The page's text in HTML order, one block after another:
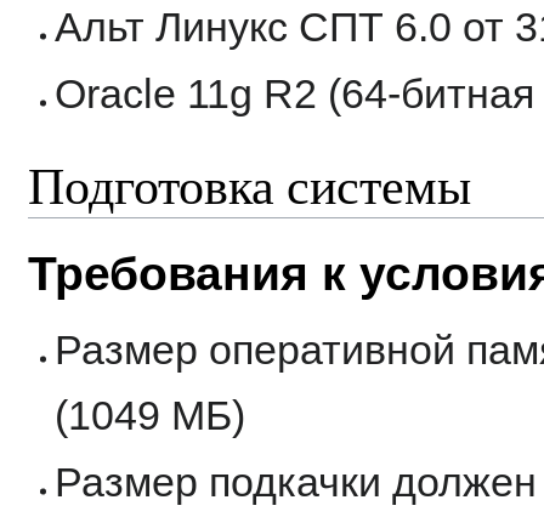
Альт Линукс СПТ 6.0 от
Oracle 11g R2 (64-
Подготовка системы
Требования к
Размер оперативной
(1049 МБ)
Размер подкачки